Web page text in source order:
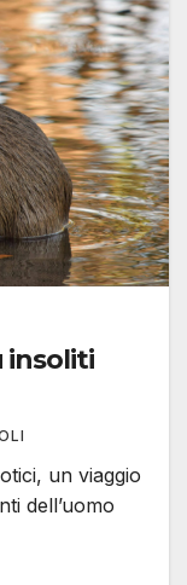
insoliti
un viaggio
dell’uomo